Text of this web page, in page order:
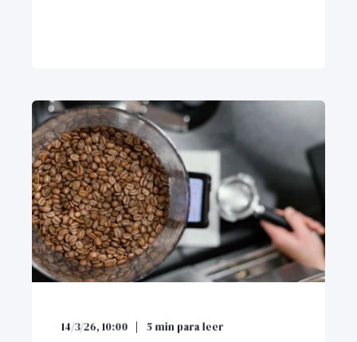
14/3/26, 10:00 5 min para leer